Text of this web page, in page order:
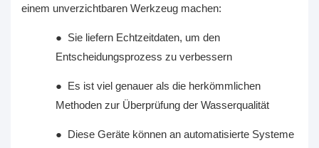
einem unverzichtbaren Werkzeug machen:
● Sie liefern Echtzeitdaten, um den
Entscheidungsprozess zu verbessern
● Es ist viel genauer als die herkömmlichen
Methoden zur Überprüfung der Wasserqualität
● Diese Geräte können an automatisierte Systeme